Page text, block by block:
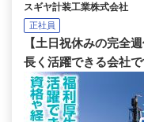
スギヤ計装工業株式会社
正社員
【土日祝休みの完全
長く活躍できる会社